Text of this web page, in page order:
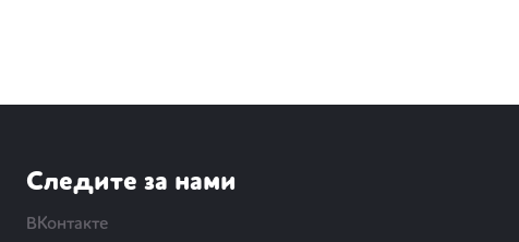
Следите за нами
ВКонтакте